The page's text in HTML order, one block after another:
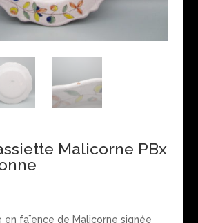
Malicorne PBx
en faïence de Malicorne signée